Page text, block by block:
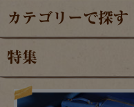
カテゴリーで探す
特集